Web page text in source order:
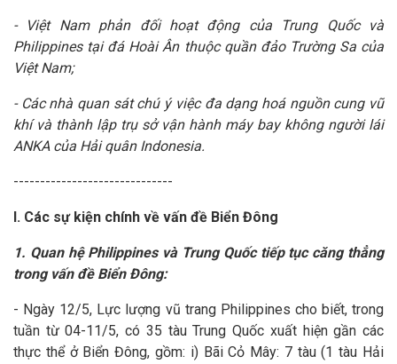
- Việt Nam phản đối hoạt động của Trung Quốc và
Philippines tại đá Hoài Ân thuộc quần đảo Trường Sa của
Việt Nam;
- Các nhà quan sát chú ý việc đa dạng hoá nguồn cung vũ
khí và thành lập trụ sở vận hành máy bay không người lái
ANKA của Hải quân Indonesia.
------------------------------
I. Các sự kiện chính về vấn đề Biển Đông
1. Quan hệ Philippines và Trung Quốc tiếp tục căng thẳng
trong vấn đề Biển Đông:
- Ngày 12/5, Lực lượng vũ trang Philippines cho biết, trong
tuần từ 04-11/5, có 35 tàu Trung Quốc xuất hiện gần các
thực thể ở Biển Đông, gồm: i) Bãi Cỏ Mây: 7 tàu (1 tàu Hải